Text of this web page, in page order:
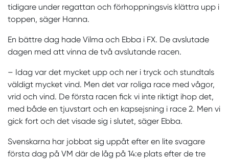
tidigare under regattan och förhoppningsvis klättra upp i
toppen, säger Hanna.
En bättre dag hade Vilma och Ebba i FX. De avslutade
dagen med att vinna de två avslutande racen.
– Idag var det mycket upp och ner i tryck och stundtals
väldigt mycket vind. Men det var roliga race med vågor,
vrid och vind. De första racen fick vi inte riktigt ihop det,
med både en tjuvstart och en kapsejsning i race 2. Men vi
gick fort och det visade sig i slutet, säger Ebba.
Svenskarna har jobbat sig uppåt efter en lite svagare
första dag på VM där de låg på 14:e plats efter de tre